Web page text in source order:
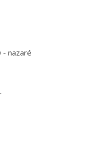
- nazaré